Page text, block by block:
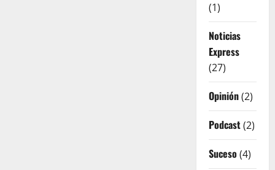
(1)
Noticias
Express
(27)
Opinión(2)
Podcast(2)
Suceso(4)